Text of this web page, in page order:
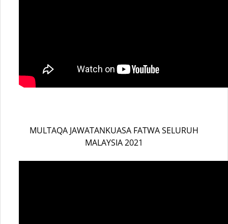
MULTAQA JAWATANKUASA FATWA SELURUH
MALAYSIA 2021